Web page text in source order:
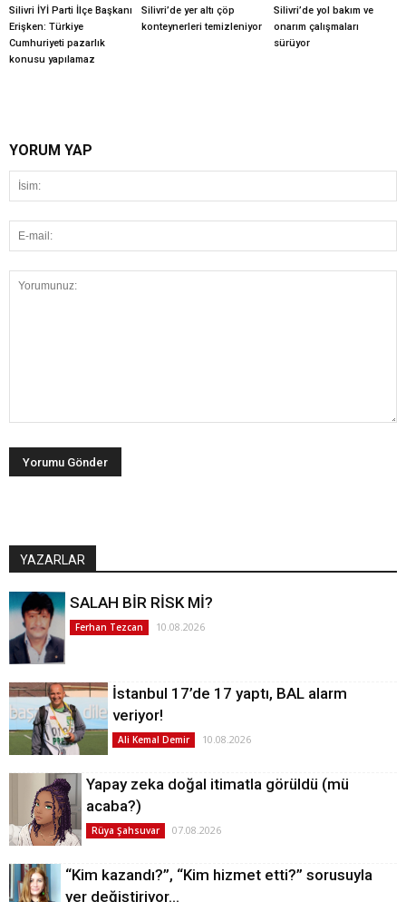
Silivri İYİ Parti İlçe Başkanı
Erişken: Türkiye
Cumhuriyeti pazarlık
konusu yapılamaz
Silivri’de yer altı çöp
konteynerleri temizleniyor
Silivri’de yol bakım ve
onarım çalışmaları
sürüyor
YORUM YAP
YAZARLAR
SALAH BİR RİSK Mİ?
Ferhan Tezcan 10.08.2026
İstanbul 17’de 17 yaptı, BAL alarm
veriyor!
Ali Kemal Demir 10.08.2026
Yapay zeka doğal itimatla görüldü (mü
acaba?)
Rüya Şahsuvar 07.08.2026
“Kim kazandı?”, “Kim hizmet etti?” sorusuyla
yer değiştiriyor…